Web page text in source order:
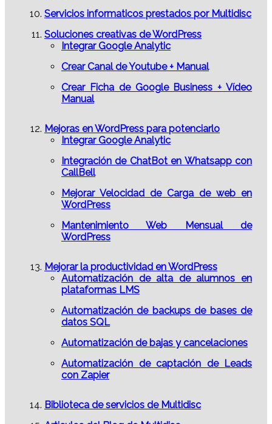
Servicios informaticos prestados por Multidisc
Soluciones creativas de WordPress
Integrar Google Analytic
Crear Canal de Youtube + Manual
Crear Ficha de Google Business + Vídeo
Manual
Mejoras en WordPress para potenciarlo
Integrar Google Analytic
Integración de ChatBot en Whatsapp con
CallBell
Mejorar Velocidad de Carga de web en
WordPress
Mantenimiento Web Mensual de
WordPress
Mejorar la productividad en WordPress
Automatización de alta de alumnos en
plataformas LMS
Automatización de backups de bases de
datos SQL
Automatización de bajas y cancelaciones
Automatización de captación de Leads
con Zapier
Biblioteca de servicios de Multidisc